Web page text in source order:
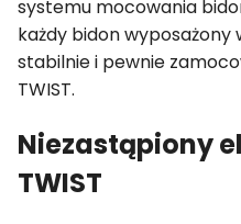
systemu mocowania
każdy bidon wyposażony
stabilnie i pewnie
TWIST.
Niezastąpiony
TWIST